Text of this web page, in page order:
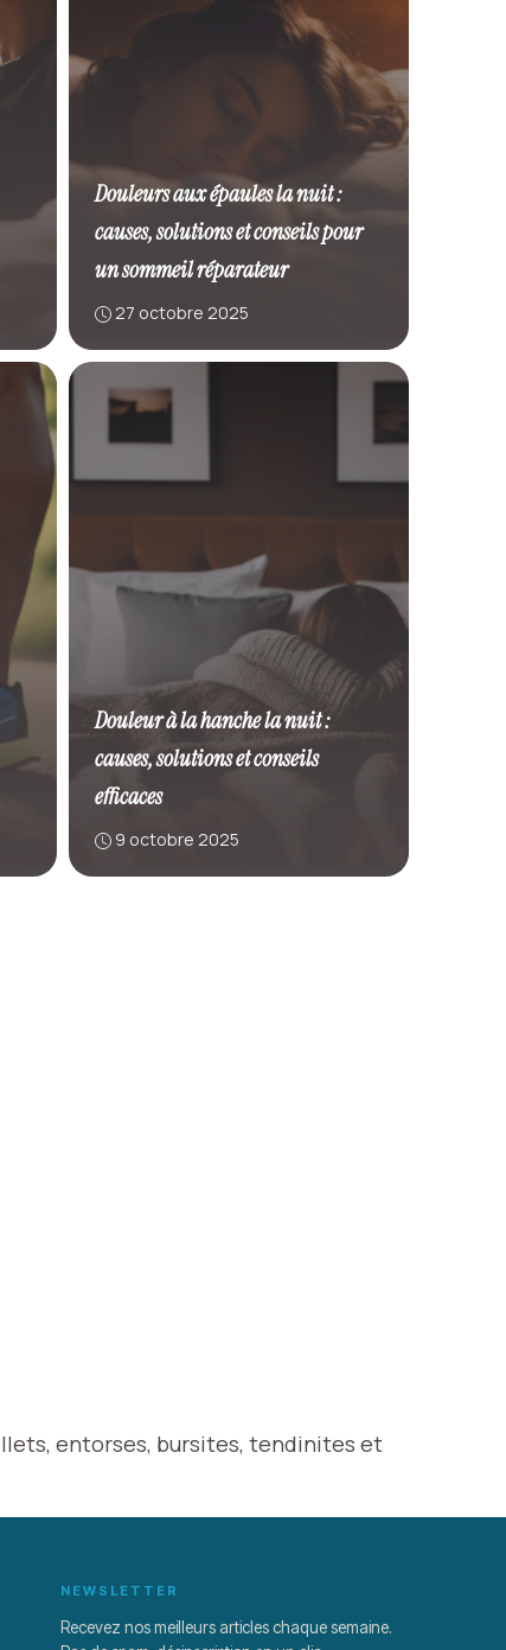
Douleurs aux épaules la nuit :
causes, solutions et conseils pour
un sommeil réparateur
27 octobre 2025
Douleur à la hanche la nuit :
causes, solutions et conseils
efficaces
9 octobre 2025
entorses, bursites, tendinites et
NEWSLETTER
Recevez nos meilleurs articles chaque semaine.